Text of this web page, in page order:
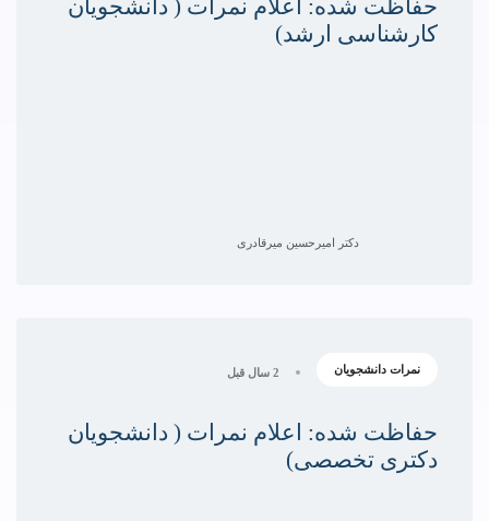
حفاظت شده: اعلام نمرات ( دانشجویان
کارشناسی ارشد)
دکتر امیرحسین میرقادری
نمرات دانشجویان 2 سال قبل
حفاظت شده: اعلام نمرات ( دانشجویان
دکتری تخصصی)